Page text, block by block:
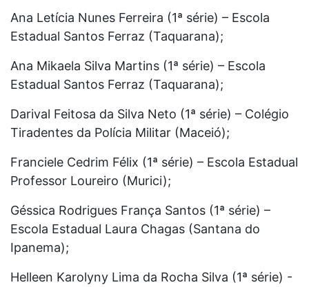
Ana Letícia Nunes Ferreira (1ª série) – Escola
Estadual Santos Ferraz (Taquarana);
Ana Mikaela Silva Martins (1ª série) – Escola
Estadual Santos Ferraz (Taquarana);
Darival Feitosa da Silva Neto (1ª série) – Colégio
Tiradentes da Polícia Militar (Maceió);
Franciele Cedrim Félix (1ª série) – Escola Estadual
Professor Loureiro (Murici);
Géssica Rodrigues França Santos (1ª série) –
Escola Estadual Laura Chagas (Santana do
Ipanema);
Helleen Karolyny Lima da Rocha Silva (1ª série) -